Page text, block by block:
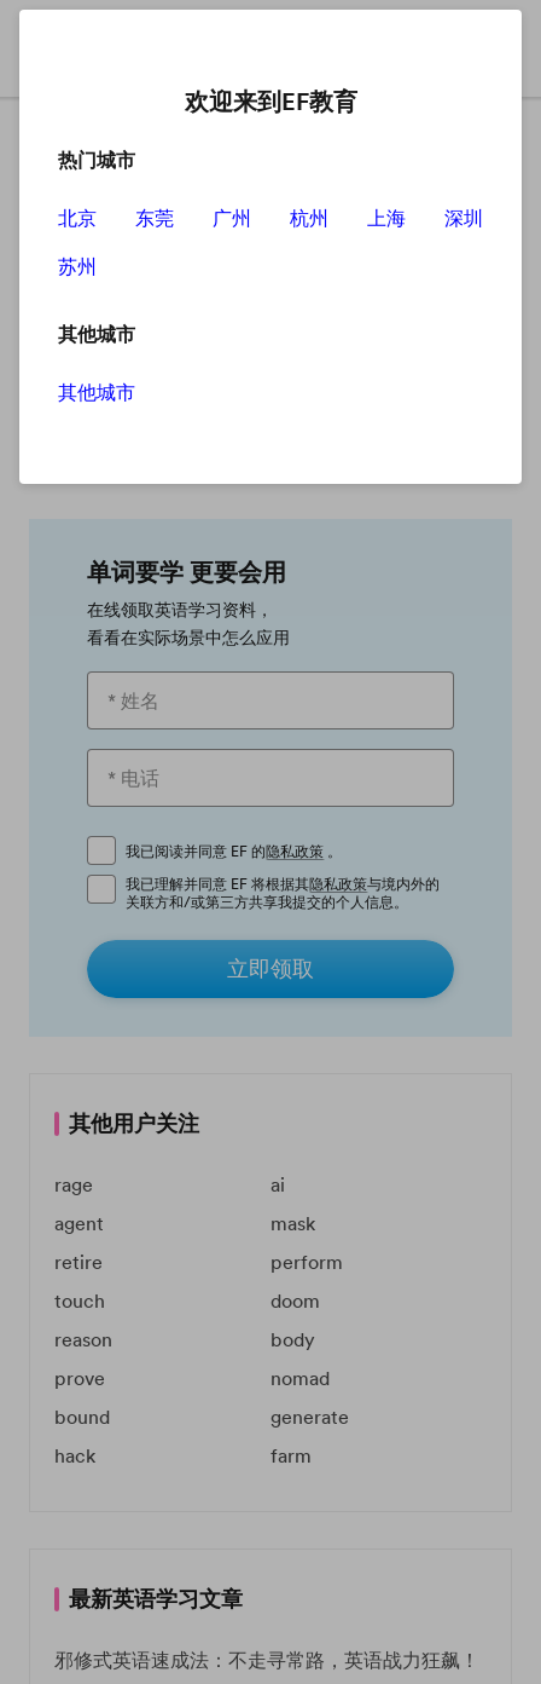
单词要学 更要会用
在线领取英语学习资料，
看看在实际场景中怎么应用
我已阅读并同意 EF 的隐私政策 。
我已理解并同意 EF 将根据其隐私政策与境内外的
关联方和/或第三方共享我提交的个人信息。
立即领取
其他用户关注
rage
ai
agent
mask
retire
perform
touch
doom
reason
body
prove
nomad
bound
generate
hack
farm
最新英语学习文章
邪修式英语速成法：不走寻常路，英语战力狂飙！
欢迎来到EF教育
热门城市
北京 东莞 广州 杭州 上海
深圳
苏州
其他城市
其他城市